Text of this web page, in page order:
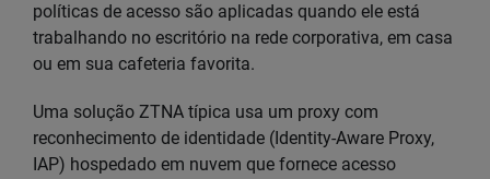
políticas de acesso são aplicadas quando ele está
trabalhando no escritório na rede corporativa, em casa
ou em sua cafeteria favorita.
Uma solução ZTNA típica usa um proxy com
reconhecimento de identidade (Identity-Aware Proxy,
IAP) hospedado em nuvem que fornece acesso